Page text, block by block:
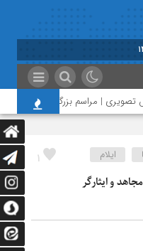
تصویری | مراسم بزرگداشت امام
1
ایلام
و ایثارگر